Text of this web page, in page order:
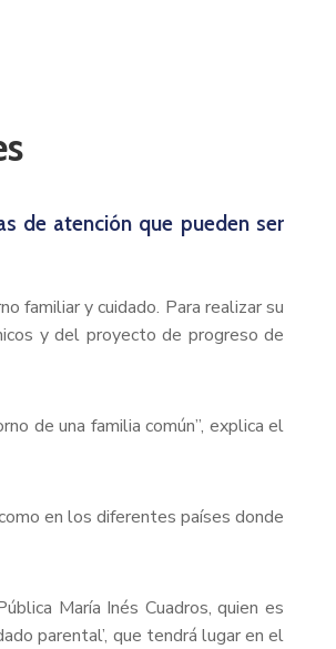
de atención que pueden ser
familiar y cuidado. Para realizar su
y del proyecto de progreso de
de una familia común”, explica el
en los diferentes países donde
María Inés Cuadros, quien es
parental’, que tendrá lugar en el